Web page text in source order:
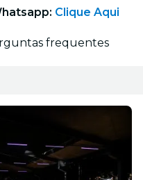
Clique Aqui
frequentes